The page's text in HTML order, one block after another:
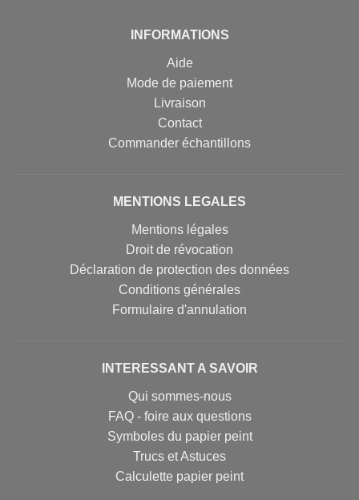
INFORMATIONS
Aide
Mode de paiement
Livraison
Contact
Commander échantillons
MENTIONS LEGALES
Mentions légales
Droit de révocation
Déclaration de protection des données
Conditions générales
Formulaire d'annulation
INTERESSANT A SAVOIR
Qui sommes-nous
FAQ - foire aux questions
Symboles du papier peint
Trucs et Astuces
Calculette papier peint